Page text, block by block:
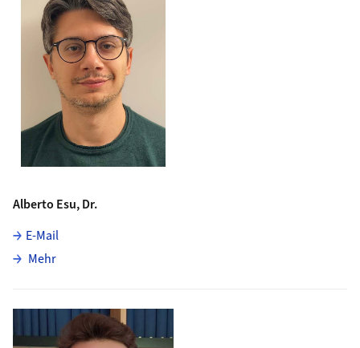
Alberto Esu, Dr.
E-Mail
Mehrüber Alberto Esu